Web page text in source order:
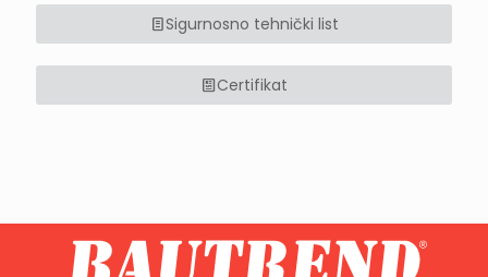
Sigurnosno tehnički list
Certifikat